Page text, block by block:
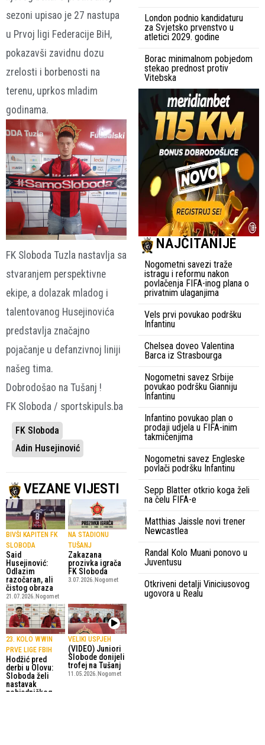
sezoni upisao je 27 nastupa
u Prvoj ligi Federacije BiH,
pokazavši zavidnu dozu
zrelosti i borbenosti na
terenu, uprkos mladim
godinama.
FK Sloboda Tuzla nastavlja sa
stvaranjem perspektivne
ekipe, a dolazak mladog i
talentovanog Husejinovića
predstavlja značajno
pojačanje u defanzivnoj liniji
našeg tima.
Dobrodošao na Tušanj !
FK Sloboda / sportskipuls.ba
FK Sloboda
Adin Husejinović
VEZANE VIJESTI
BIVŠI KAPITEN FK
SLOBODA
Said
Husejinović:
Odlazim
razočaran, ali
čistog obraza
21.07.2026. Nogomet
NA STADIONU
TUŠANJ
Zakazana
prozivka igrača
FK Sloboda
3.07.2026. Nogomet
23. KOLO WWIN
PRVE LIGE FBIH
Hodžić pred
derbi u Olovu:
Sloboda želi
nastavak
pobjedničkog
VELIKI USPJEH
(VIDEO) Juniori
Slobode donijeli
trofej na Tušanj
11.05.2026. Nogomet
London podnio kandidaturu
za Svjetsko prvenstvo u
atletici 2029. godine
Borac minimalnom pobjedom
stekao prednost protiv
Vitebska
NAJČITANIJE
Nogometni savezi traže
istragu i reformu nakon
povlačenja FIFA-inog plana o
privatnim ulaganjima
Vels prvi povukao podršku
Infantinu
Chelsea doveo Valentina
Barca iz Strasbourga
Nogometni savez Srbije
povukao podršku Gianniju
Infantinu
Infantino povukao plan o
prodaji udjela u FIFA-inim
takmičenjima
Nogometni savez Engleske
povlači podršku Infantinu
Sepp Blatter otkrio koga želi
na čelu FIFA-e
Matthias Jaissle novi trener
Newcastlea
Randal Kolo Muani ponovo u
Juventusu
Otkriveni detalji Viniciusovog
ugovora u Realu